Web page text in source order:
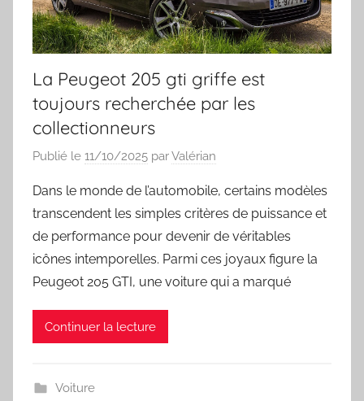
La Peugeot 205 gti griffe est
toujours recherchée par les
collectionneurs
Publié le 11/10/2025 parValérian
Dans le monde de l’automobile, certains modèles
transcendent les simples critères de puissance et
de performance pour devenir de véritables
icônes intemporelles. Parmi ces joyaux figure la
Peugeot 205 GTI, une voiture qui a marqué
Continuer la lecture
Voiture